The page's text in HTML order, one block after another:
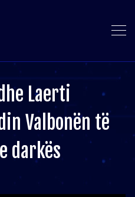
Laerti
Valbonën të
darkës